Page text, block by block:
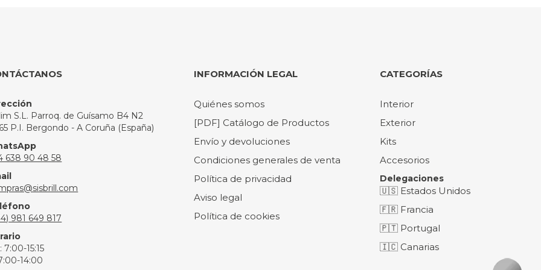
S.L. Parroq. de Guísamo B4 N2
P.I. Bergondo - A Coruña (España)
638 90 48 58
981 649 817
7:00-15:15
14:00
INFORMACIÓN LEGAL
Quiénes somos
[PDF] Catálogo de Productos
Envío y devoluciones
Condiciones generales de venta
Política de privacidad
Aviso legal
Política de cookies
CATEGORÍAS
Interior
Exterior
Kits
Accesorios
Delegaciones
🇺🇸 Estados Unidos
🇫🇷 Francia
🇵🇹 Portugal
🇮🇨 Canarias